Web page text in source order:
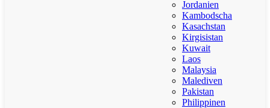
Jordanien
Kambodscha
Kasachstan
Kirgisistan
Kuwait
Laos
Malaysia
Malediven
Pakistan
Philippinen